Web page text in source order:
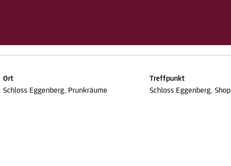
Ort
Schloss Eggenberg, Prunkräume
Treffpunkt
Schloss Eggenberg, Shop